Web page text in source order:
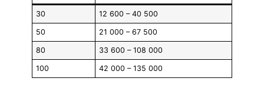
30 12 600 – 40 500
50 21 000 – 67 500
80 33 600 – 108 000
100 42 000 – 135 000